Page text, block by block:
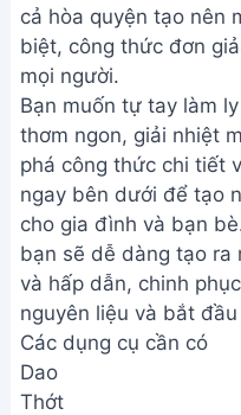
cả hòa quyện tạo nên
biệt, công thức đơn
mọi người.
Bạn muốn tự tay làm
thơm ngon, giải nhiệt
phá công thức chi tiết
ngay bên dưới để tạo
cho gia đình và bạn
bạn sẽ dễ dàng tạo ra
và hấp dẫn, chinh
nguyên liệu và bắt đầu
Các dụng cụ cần có
Dao
Thớt